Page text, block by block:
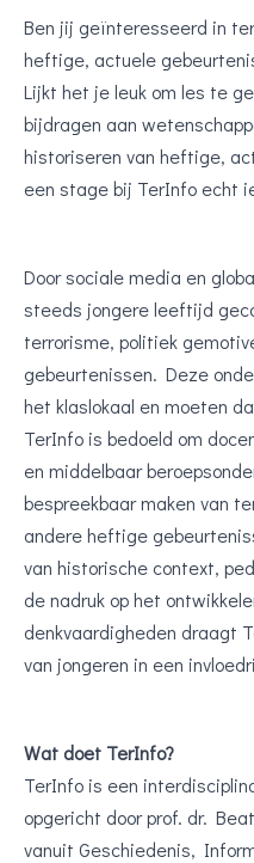
Ben jij geïnteresseerd in
heftige, actuele
Lijkt het je leuk om les te
bijdragen aan
historiseren van heftige,
een stage bij TerInfo echt
Door sociale media en
steeds jongere leeftijd
terrorisme, politiek
gebeurtenissen. Deze
het klaslokaal en moeten
TerInfo is bedoeld om
en middelbaar
bespreekbaar maken van
andere heftige
van historische context,
de nadruk op het
denkvaardigheden draagt
van jongeren in een
Wat doet TerInfo?
TerInfo is een
opgericht door prof. dr.
vanuit Geschiedenis,